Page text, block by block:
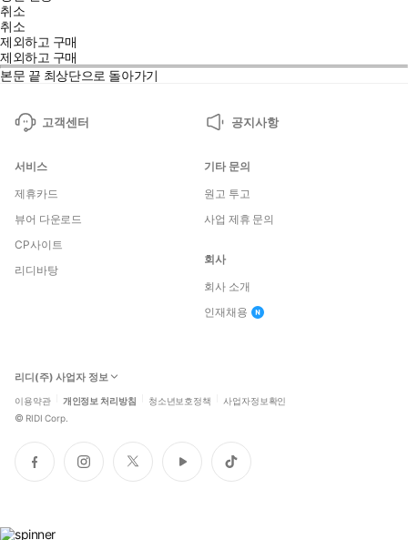
취소
취소
제외하고 구매
제외하고 구매
본문 끝 최상단으로 돌아가기
고객센터 공지사항
서비스
제휴카드
뷰어 다운로드
CP사이트
리디바탕
기타 문의
원고 투고
사업 제휴 문의
회사
회사 소개
인재채용
리디(주) 사업자 정보
이용약관 개인정보 처리방침 청소년보호정책 사업자정보확인
© RIDI Corp.
페
이
인
스
트
위
유
튜
틱
톡